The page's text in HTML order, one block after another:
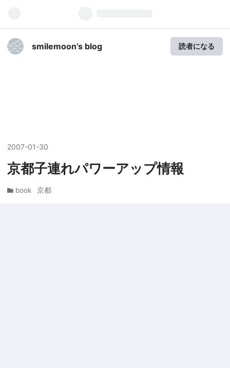
smilemoon’s blog 読者になる
2007-01-30
京都子連れパワーアップ情報
book 京都